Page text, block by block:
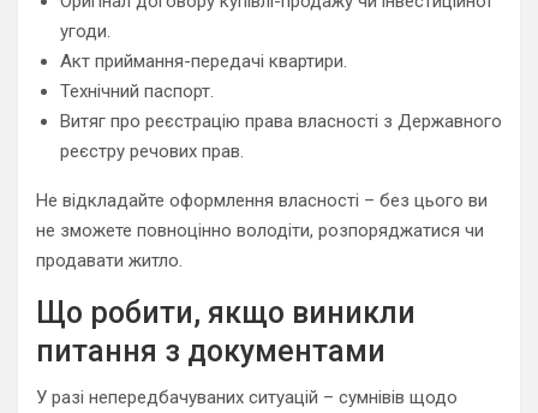
угоди.
Акт приймання-передачі квартири.
Технічний паспорт.
Витяг про реєстрацію права власності з Державного
реєстру речових прав.
Не відкладайте оформлення власності – без цього ви
не зможете повноцінно володіти, розпоряджатися чи
продавати житло.
Що робити, якщо виникли
питання з документами
У разі непередбачуваних ситуацій – сумнівів щодо